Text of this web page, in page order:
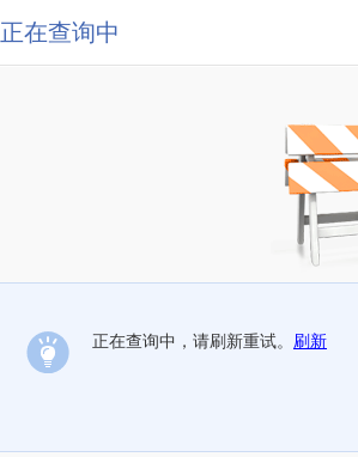
正在查询中
正在查询中，请刷新重试。 刷新